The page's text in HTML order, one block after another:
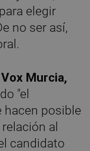
elegir
no ser así,
Murcia,
"el
hacen posible
al
candidato